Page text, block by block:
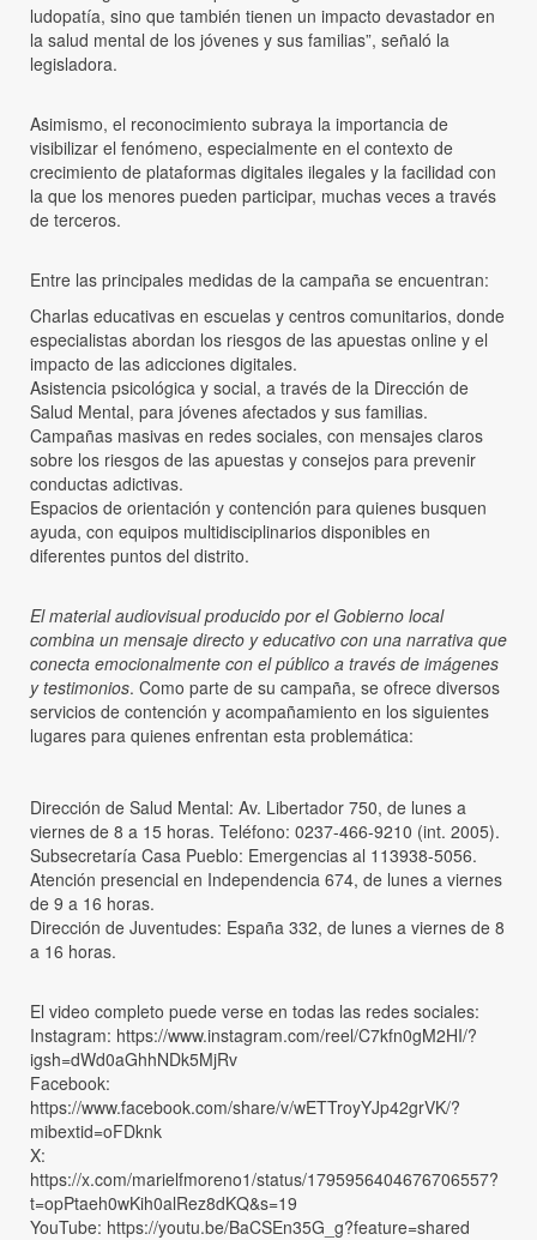
ludopatía, sino que también tienen un impacto devastador en
la salud mental de los jóvenes y sus familias”, señaló la
legisladora.
Asimismo, el reconocimiento subraya la importancia de
visibilizar el fenómeno, especialmente en el contexto de
crecimiento de plataformas digitales ilegales y la facilidad con
la que los menores pueden participar, muchas veces a través
de terceros.
Entre las principales medidas de la campaña se encuentran:
Charlas educativas en escuelas y centros comunitarios, donde
especialistas abordan los riesgos de las apuestas online y el
impacto de las adicciones digitales.
Asistencia psicológica y social, a través de la Dirección de
Salud Mental, para jóvenes afectados y sus familias.
Campañas masivas en redes sociales, con mensajes claros
sobre los riesgos de las apuestas y consejos para prevenir
conductas adictivas.
Espacios de orientación y contención para quienes busquen
ayuda, con equipos multidisciplinarios disponibles en
diferentes puntos del distrito.
El material audiovisual producido por el Gobierno local
combina un mensaje directo y educativo con una narrativa que
conecta emocionalmente con el público a través de imágenes
y testimonios. Como parte de su campaña, se ofrece diversos
servicios de contención y acompañamiento en los siguientes
lugares para quienes enfrentan esta problemática:
Dirección de Salud Mental: Av. Libertador 750, de lunes a
viernes de 8 a 15 horas. Teléfono: 0237-466-9210 (int. 2005).
Subsecretaría Casa Pueblo: Emergencias al 113938-5056.
Atención presencial en Independencia 674, de lunes a viernes
de 9 a 16 horas.
Dirección de Juventudes: España 332, de lunes a viernes de 8
a 16 horas.
El video completo puede verse en todas las redes sociales:
Instagram: https://www.instagram.com/reel/C7kfn0gM2HI/?
igsh=dWd0aGhhNDk5MjRv
Facebook:
https://www.facebook.com/share/v/wETTroyYJp42grVK/?
mibextid=oFDknk
X:
https://x.com/marielfmoreno1/status/1795956404676706557?
t=opPtaeh0wKih0alRez8dKQ&s=19
YouTube: https://youtu.be/BaCSEn35G_g?feature=shared